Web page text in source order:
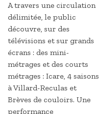
A travers une circulation
délimitée, le public
découvre, sur des
télévisions et sur grands
écrans : des mini-
métrages et des courts
métrages : Icare, 4 saisons
à Villard-Reculas et
Brèves de couloirs. Une
performance